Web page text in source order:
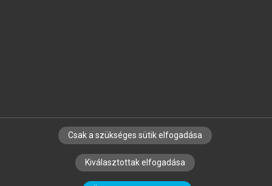
SZERZŐKNEK CÉGEKNEK KÖNYVTÁROSOKNAK
SZERKESZTÉSI ÉS LEKTORÁLÁSI ALAPELVEK
Csak a szükséges sütik elfogadása
Kiválasztottak elfogadása